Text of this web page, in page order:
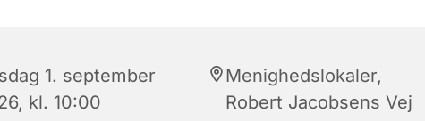
1. september
kl. 10:00
Menighedslokaler,
Robert Jacobsens Vej